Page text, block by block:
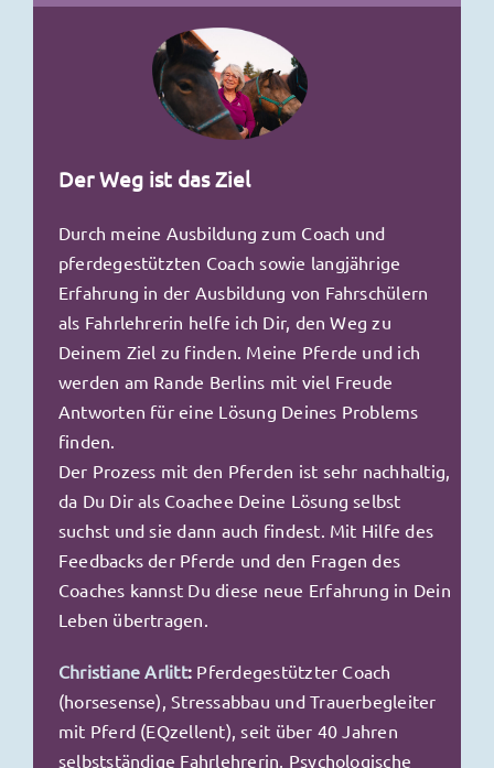
Der Weg ist das Ziel
Durch meine Ausbildung zum Coach und
pferdegestützten Coach sowie langjährige
Erfahrung in der Ausbildung von Fahrschülern
als Fahrlehrerin helfe ich Dir, den Weg zu
Deinem Ziel zu finden. Meine Pferde und ich
werden am Rande Berlins mit viel Freude
Antworten für eine Lösung Deines Problems
finden.
Der Prozess mit den Pferden ist sehr nachhaltig,
da Du Dir als Coachee Deine Lösung selbst
suchst und sie dann auch findest. Mit Hilfe des
Feedbacks der Pferde und den Fragen des
Coaches kannst Du diese neue Erfahrung in Dein
Leben übertragen.
Christiane Arlitt: Pferdegestützter Coach
(horsesense), Stressabbau und Trauerbegleiter
mit Pferd (EQzellent), seit über 40 Jahren
selbstständige Fahrlehrerin, Psychologische